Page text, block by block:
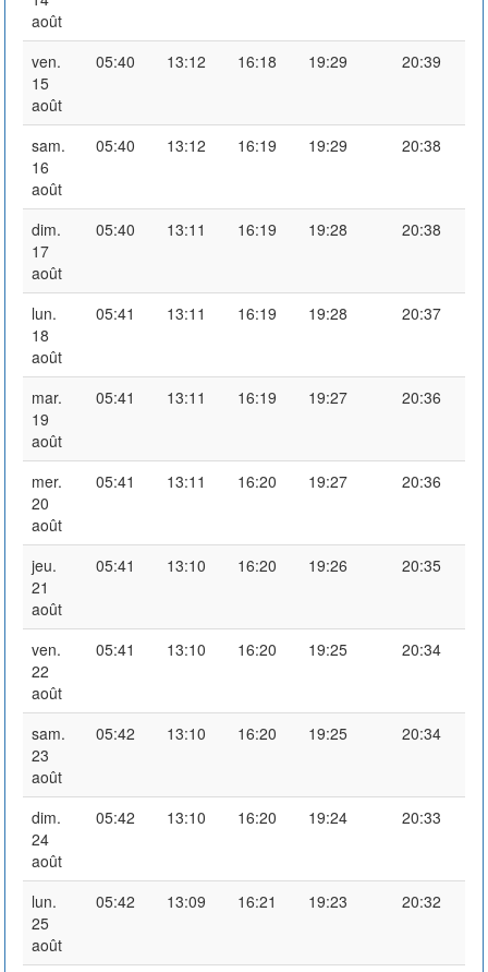
août
ven.
15
août
05:40 13:12 16:18 19:29 20:39
sam.
16
août
05:40 13:12 16:19 19:29 20:38
dim.
17
août
05:40 13:11 16:19 19:28 20:38
lun.
18
août
05:41 13:11 16:19 19:28 20:37
mar.
19
août
05:41 13:11 16:19 19:27 20:36
mer.
20
août
05:41 13:11 16:20 19:27 20:36
jeu.
21
août
05:41 13:10 16:20 19:26 20:35
ven.
22
août
05:41 13:10 16:20 19:25 20:34
sam.
23
août
05:42 13:10 16:20 19:25 20:34
dim.
24
août
05:42 13:10 16:20 19:24 20:33
lun.
25
août
05:42 13:09 16:21 19:23 20:32